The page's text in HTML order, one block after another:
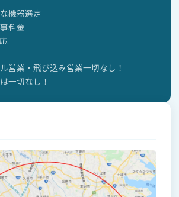
ジン配信、不要な勧誘目的で個人情
とはありません。
ラ映像・現場資料の取扱い
防犯カメラの設置、設定、メンテナ
タ等を確認する場合があります。 こ
見積作成、保守対応等に必要な範囲
、目的外利用を行いません。
事例、広告、Webサイト掲載等にお
機器選定
料金
営業・飛び込み営業一切なし！
一切なし！